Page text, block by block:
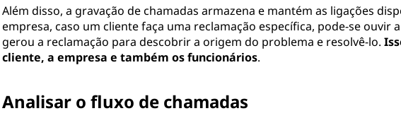
Além disso, a gravação de chamadas armazena e mantém as ligações
empresa, caso um cliente faça uma reclamação específica, pode-se ouvir
gerou a reclamação para descobrir a origem do problema e resolvê-lo.
cliente, a empresa e também os funcionários.
Analisar o fluxo de chamadas